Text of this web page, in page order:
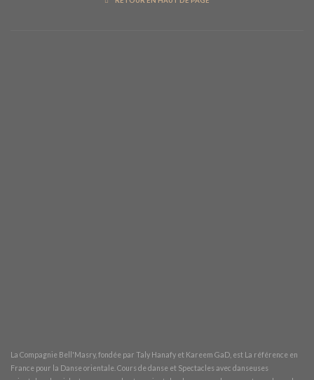
La Compagnie Bell'Masry, fondée par Taly Hanafy et Kareem GaD , est La référence en
France pour la Danse orientale. Cours de danse et Spectacles avec danseuses